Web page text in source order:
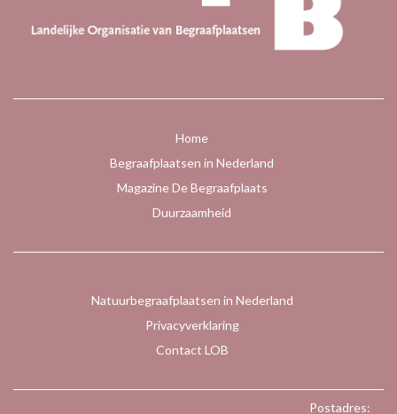
Home
Begraafplaatsen in Nederland
Magazine De Begraafplaats
Duurzaamheid
Natuurbegraafplaatsen in Nederland
Privacyverklaring
Contact LOB
Postadres: